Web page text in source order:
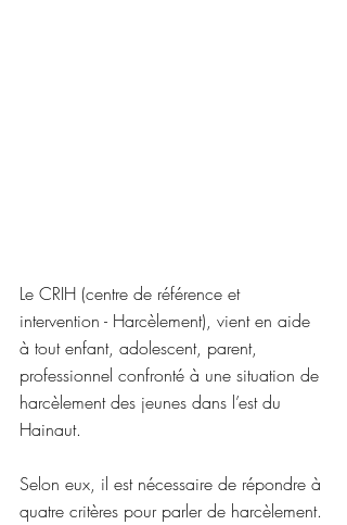
Le CRIH (centre de référence et
intervention - Harcèlement), vient en aide
à tout enfant, adolescent, parent,
professionnel confronté à une situation de
harcèlement des jeunes dans l’est du
Hainaut.
Selon eux, il est nécessaire de répondre à
quatre critères pour parler de harcèlement.